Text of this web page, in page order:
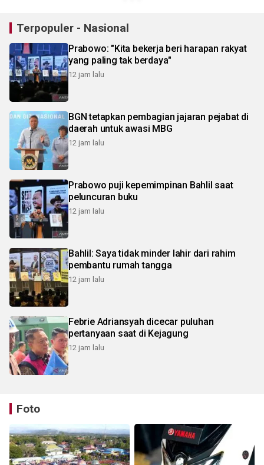
Terpopuler - Nasional
Prabowo: "Kita bekerja beri harapan rakyat
yang paling tak berdaya"
12 jam lalu
BGN tetapkan pembagian jajaran pejabat di
daerah untuk awasi MBG
12 jam lalu
Prabowo puji kepemimpinan Bahlil saat
peluncuran buku
12 jam lalu
Bahlil: Saya tidak minder lahir dari rahim
pembantu rumah tangga
12 jam lalu
Febrie Adriansyah dicecar puluhan
pertanyaan saat di Kejagung
12 jam lalu
Foto